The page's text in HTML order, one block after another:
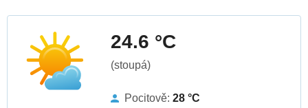
24.6 °C
(stoupá)
Pocitově: 28 °C